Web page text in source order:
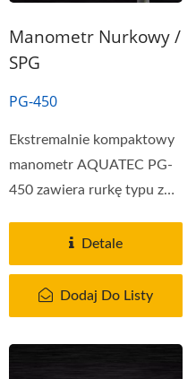
Manometr Nurkowy /
SPG
PG-450
Ekstremalnie kompaktowy
manometr AQUATEC PG-
450 zawiera rurkę typu z
Detale
Dodaj Do Listy